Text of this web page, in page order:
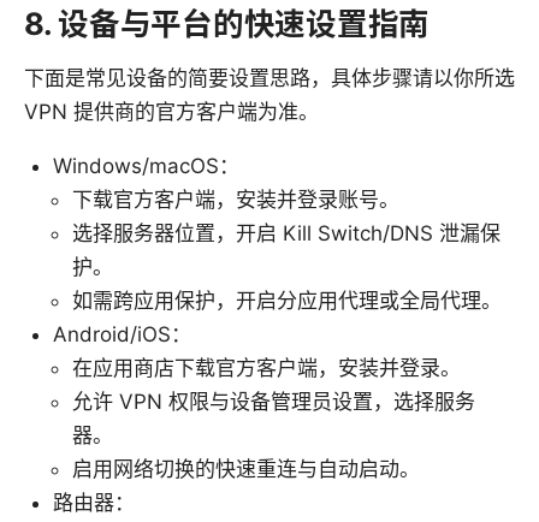
8. 设备与平台的快速设置指南
下面是常见设备的简要设置思路，具体步骤请以你所选
VPN 提供商的官方客户端为准。
Windows/macOS：
下载官方客户端，安装并登录账号。
选择服务器位置，开启 Kill Switch/DNS 泄漏保
护。
如需跨应用保护，开启分应用代理或全局代理。
Android/iOS：
在应用商店下载官方客户端，安装并登录。
允许 VPN 权限与设备管理员设置，选择服务
器。
启用网络切换的快速重连与自动启动。
路由器：